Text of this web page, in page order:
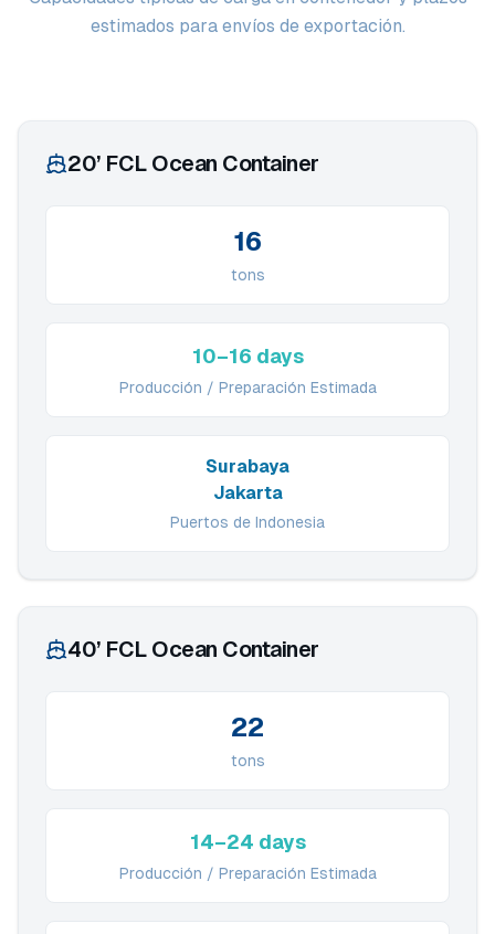
estimados para envíos de exportación.
20’ FCL Ocean Container
16
tons
10–16 days
Producción / Preparación Estimada
Surabaya
Jakarta
Puertos de Indonesia
40’ FCL Ocean Container
22
tons
14–24 days
Producción / Preparación Estimada